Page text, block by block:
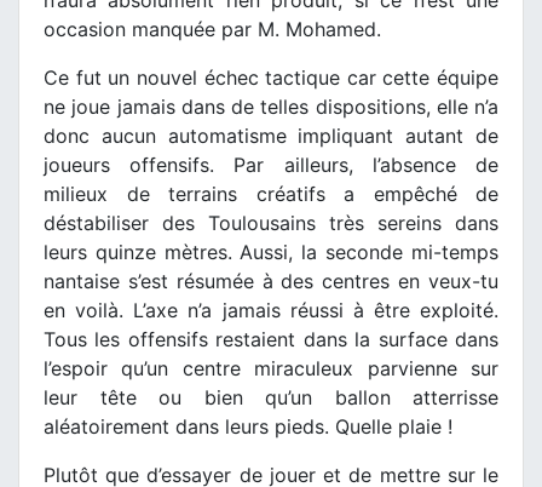
occasion manquée par M. Mohamed.
Ce fut un nouvel échec tactique car cette équipe
ne joue jamais dans de telles dispositions, elle n’a
donc aucun automatisme impliquant autant de
joueurs offensifs. Par ailleurs, l’absence de
milieux de terrains créatifs a empêché de
déstabiliser des Toulousains très sereins dans
leurs quinze mètres. Aussi, la seconde mi-temps
nantaise s’est résumée à des centres en veux-tu
en voilà. L’axe n’a jamais réussi à être exploité.
Tous les offensifs restaient dans la surface dans
l’espoir qu’un centre miraculeux parvienne sur
leur tête ou bien qu’un ballon atterrisse
aléatoirement dans leurs pieds. Quelle plaie !
Plutôt que d’essayer de jouer et de mettre sur le